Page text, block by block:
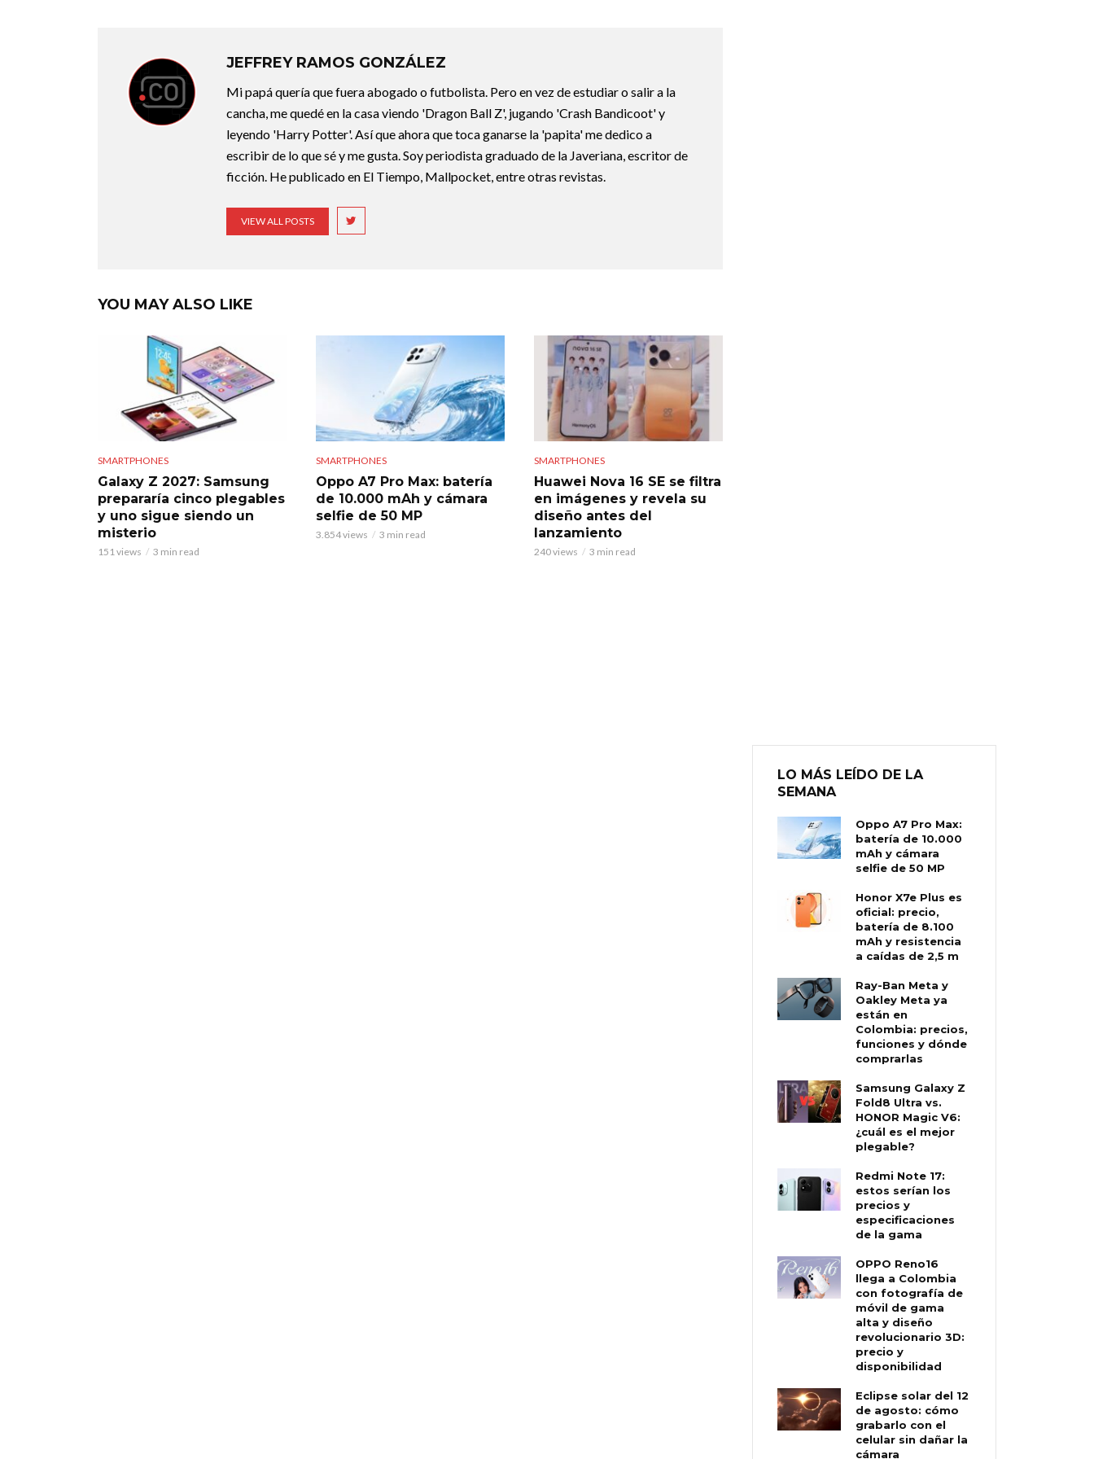
JEFFREY RAMOS GONZÁLEZ
Mi papá quería que fuera abogado o futbolista. Pero en vez de estudiar o salir a la
cancha, me quedé en la casa viendo 'Dragon Ball Z', jugando 'Crash Bandicoot' y
leyendo 'Harry Potter'. Así que ahora que toca ganarse la 'papita' me dedico a
escribir de lo que sé y me gusta. Soy periodista graduado de la Javeriana, escritor de
ficción. He publicado en El Tiempo, Mallpocket, entre otras revistas.
VIEW ALL POSTS
YOU MAY ALSO LIKE
SMARTPHONES
Galaxy Z 2027: Samsung
prepararía cinco plegables
y uno sigue siendo un
misterio
151 views 3 min read
SMARTPHONES
Oppo A7 Pro Max: batería
de 10.000 mAh y cámara
selfie de 50 MP
3.854 views 3 min read
SMARTPHONES
Huawei Nova 16 SE se filtra
en imágenes y revela su
diseño antes del
lanzamiento
240 views 3 min read
LO MÁS LEÍDO DE LA
SEMANA
Oppo A7 Pro Max:
batería de 10.000
mAh y cámara
selfie de 50 MP
Honor X7e Plus es
oficial: precio,
batería de 8.100
mAh y resistencia
a caídas de 2,5 m
Ray-Ban Meta y
Oakley Meta ya
están en
Colombia: precios,
funciones y dónde
comprarlas
Samsung Galaxy Z
Fold8 Ultra vs.
HONOR Magic V6:
¿cuál es el mejor
plegable?
Redmi Note 17:
estos serían los
precios y
especificaciones
de la gama
OPPO Reno16
llega a Colombia
con fotografía de
móvil de gama
alta y diseño
revolucionario 3D:
precio y
disponibilidad
Eclipse solar del 12
de agosto: cómo
grabarlo con el
celular sin dañar la
cámara